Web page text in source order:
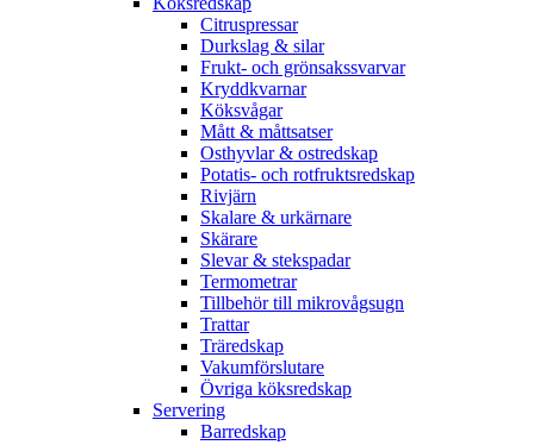
Citruspressar
Durkslag & silar
Frukt- och grönsakssvarvar
Kryddkvarnar
Köksvågar
Mått & måttsatser
Osthyvlar & ostredskap
Potatis- och rotfruktsredskap
Rivjärn
Skalare & urkärnare
Skärare
Slevar & stekspadar
Termometrar
Tillbehör till mikrovågsugn
Trattar
Träredskap
Vakumförslutare
Övriga köksredskap
Servering
Barredskap